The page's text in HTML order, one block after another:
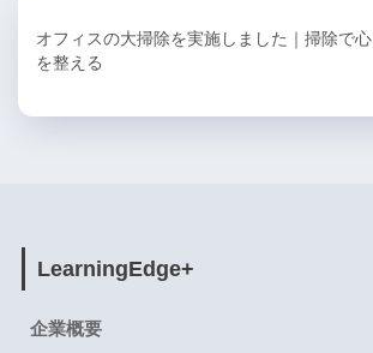
オフィスの大掃除を実施しました｜掃除で心
を整える
LearningEdge+
企業概要